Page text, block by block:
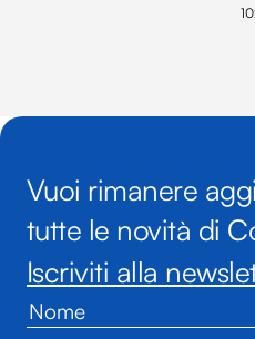
Vuoi rimanere
tutte le novità di
Iscriviti alla